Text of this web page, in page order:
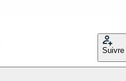
Suivre